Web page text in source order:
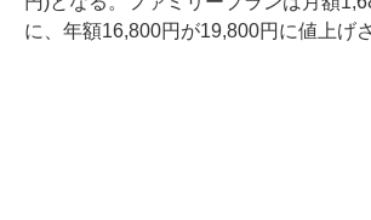
に、年額16,800円が19,800円に値上げ